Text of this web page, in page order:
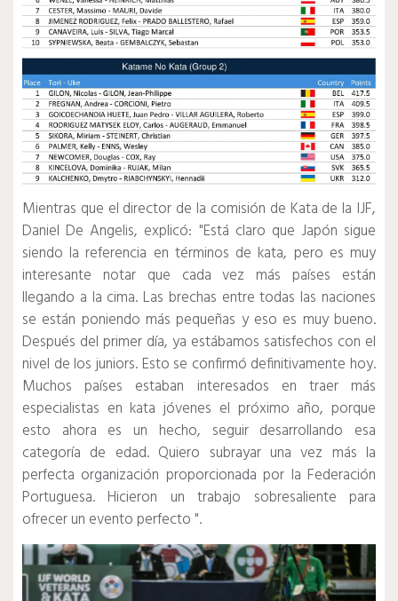
Mientras que el director de la comisión de Kata de la IJF,
Daniel De Angelis, explicó: "Está claro que Japón sigue
siendo la referencia en términos de kata, pero es muy
interesante notar que cada vez más países están
llegando a la cima. Las brechas entre todas las naciones
se están poniendo más pequeñas y eso es muy bueno.
Después del primer día, ya estábamos satisfechos con el
nivel de los juniors. Esto se confirmó definitivamente hoy.
Muchos países estaban interesados ​​en traer más
especialistas en kata jóvenes el próximo año, porque
esto ahora es un hecho, seguir desarrollando esa
categoría de edad. Quiero subrayar una vez más la
perfecta organización proporcionada por la Federación
Portuguesa. Hicieron un trabajo sobresaliente para
ofrecer un evento perfecto ".